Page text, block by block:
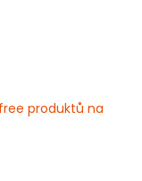
produktů na